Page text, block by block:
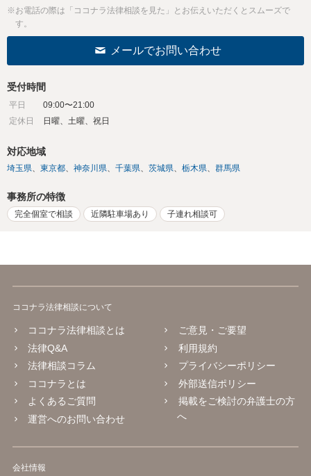
※お電話の際は「ココナラ法律相談を見た」とお伝えいただくとスムーズで
す。
メールでお問い合わせ
受付時間
平日
09:00〜21:00
定休日
日曜、土曜、祝日
対応地域
埼玉県 東京都 神奈川県 千葉県 茨城県 栃木県 群馬県
事務所の特徴
完全個室で相談 近隣駐車場あり 子連れ相談可
ココナラ法律相談について
ココナラ法律相談とは
法律Q&A
法律相談コラム
ココナラとは
よくあるご質問
運営へのお問い合わせ
ご意見・ご要望
利用規約
プライバシーポリシー
外部送信ポリシー
掲載をご検討の弁護士の方
へ
会社情報